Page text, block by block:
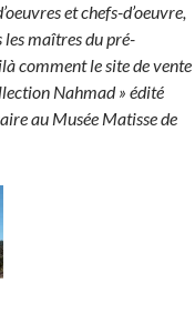
et chefs-d’oeuvre,
les maîtres du pré-
comment le site de vente
Nahmad » édité
au Musée Matisse de